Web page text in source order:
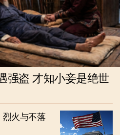
强盗 才知小妾是绝世
烈火与不落